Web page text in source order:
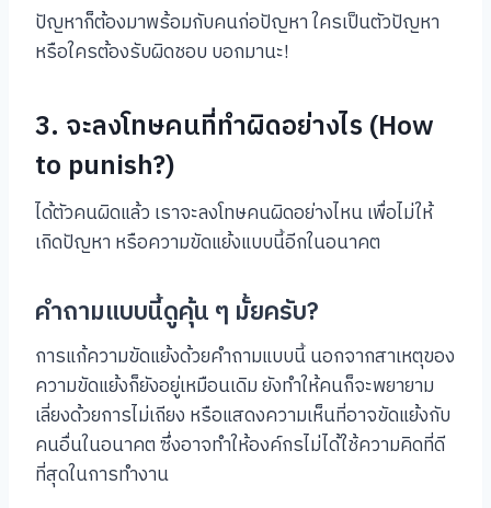
ปัญหาก็ต้องมาพร้อมกับคนก่อปัญหา ใครเป็นตัวปัญหา
หรือใครต้องรับผิดชอบ บอกมานะ!
3. จะลงโทษคนที่ทำผิดอย่างไร (How
to punish?)
ได้ตัวคนผิดแล้ว เราจะลงโทษคนผิดอย่างไหน เพื่อไม่ให้
เกิดปัญหา หรือความขัดแย้งแบบนี้อีกในอนาคต
คำถามแบบนี้ดูคุ้น ๆ มั้ยครับ?
การแก้ความขัดแย้งด้วยคำถามแบบนี้ นอกจากสาเหตุของ
ความขัดแย้งก็ยังอยู่เหมือนเดิม ยังทำให้คนก็จะพยายาม
เลี่ยงด้วยการไม่เถียง หรือแสดงความเห็นที่อาจขัดแย้งกับ
คนอื่นในอนาคต ซึ่งอาจทำให้องค์กรไม่ได้ใช้ความคิดที่ดี
ที่สุดในการทำงาน